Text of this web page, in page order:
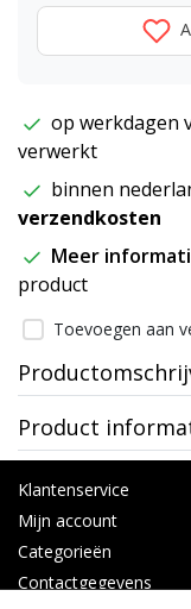
op werkdagen
verwerkt
binnen
verzendkosten
Meer
product
Toevoegen aan
Product
Klantenservice
Mijn account
Categorieën
Contactgegevens